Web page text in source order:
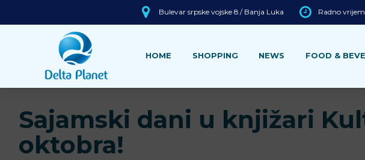
Bulevar srpske vojske 8 / Banja Luka Radno
HOME SHOPPING NEWS FOOD &
Sajamski dani u knjižari
oktobra!